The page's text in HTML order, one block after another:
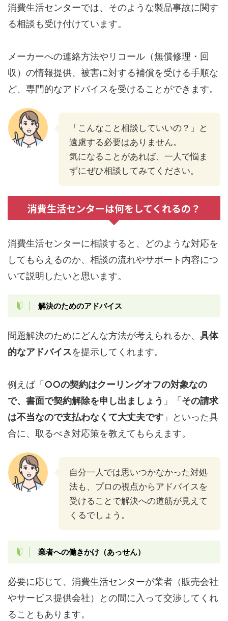
消費生活センターでは、そのような製品事故に関す
る相談も受け付けています。
メーカーへの連絡方法やリコール（無償修理・回
収）の情報提供、被害に対する補償を受ける手順な
ど、専門的なアドバイスを受けることができます。
「こんなこと相談していいの？」と
遠慮する必要はありません。
気になることがあれば、一人で悩ま
ずにぜひ相談してみてください。
消費生活センターは何をしてくれるの？
消費生活センターに相談すると、どのような対応を
してもらえるのか、相談の流れやサポート内容につ
いて説明したいと思います。
解決のためのアドバイス
問題解決のためにどんな方法が考えられるか、 具体
的なアドバイスを提示してくれます。
例えば「 ○○の契約はクーリングオフの対象なの
で、書面で契約解除を申し出ましょう 」「 その請求
は不当なので支払わなくて大丈夫です 」といった具
合に、取るべき対応策を教えてもらえます。
自分一人では思いつかなかった対処
法も、プロの視点からアドバイスを
受けることで解決への道筋が見えて
くるでしょう。
業者への働きかけ（あっせん）
必要に応じて、消費生活センターが業者（販売会社
やサービス提供会社）との間に入って交渉してくれ
ることもあります。